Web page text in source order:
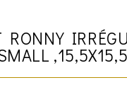
RONNY